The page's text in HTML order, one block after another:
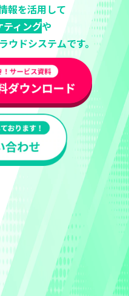
ン
質問
ボ
報を活用して
ィングや
ウドシステムです。